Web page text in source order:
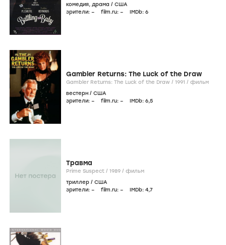
комедия, драма / США
зрители: – film.ru: – IMDb: 6
Gambler Returns: The Luck of the Draw
Gambler Returns: The Luck of the Draw / 1991 / фильм
вестерн / США
зрители: – film.ru: – IMDb: 6,5
Травма
Prime Suspect / 1989 / фильм
триллер / США
зрители: – film.ru: – IMDb: 4,7